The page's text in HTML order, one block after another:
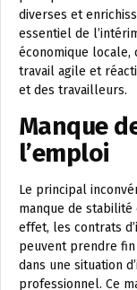
diverses et
essentiel de
économique locale,
travail agile et
et des travailleurs.
Manque
l’emploi
Le principal
manque de
effet, les contrats
peuvent prendre
dans une situation
professionnel. Ce